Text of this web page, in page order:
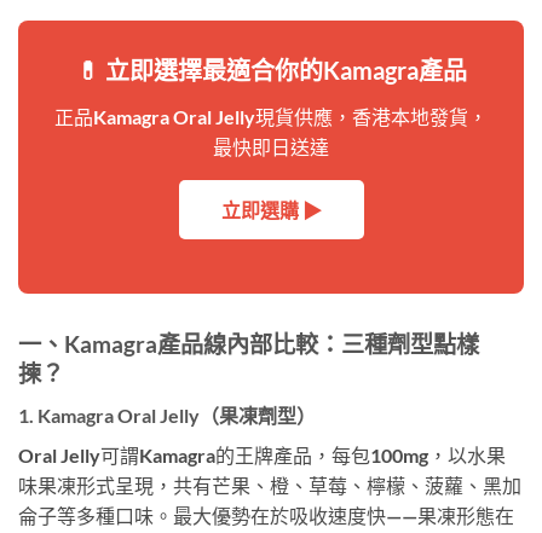
💊 立即選擇最適合你的Kamagra產品
正品Kamagra Oral Jelly現貨供應，香港本地發貨，
最快即日送達
立即選購 ▶
一、Kamagra產品線內部比較：三種劑型點樣
揀？
1. Kamagra Oral Jelly（果凍劑型）
Oral Jelly可謂Kamagra的王牌產品，每包100mg，以水果
味果凍形式呈現，共有芒果、橙、草莓、檸檬、菠蘿、黑加
侖子等多種口味。最大優勢在於吸收速度快——果凍形態在